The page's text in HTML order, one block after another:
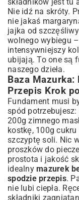
Nie idź na skróty.
nie jakaś
jajka od
wolnego wybiegu
intensywniejszy
ubijają. To one są
naszego dzieła.
Baza
Przepis Krok
Fundament musi
spód
200g zimnego
kostkę, 100g cukru
szczyptę soli. Nic
proszków do
prostota i jakość
idealny mazurek
spodzie przepis.
nie lubi ciepła.
składniki